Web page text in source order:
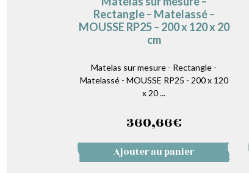
Rectangle – Matelassé –
MOUSSE RP25 – 200 x 120 x 20
cm
Matelas sur mesure - Rectangle -
Matelassé - MOUSSE RP25 - 200 x 120
x 20 ...
360,66€
Ajouter au panier